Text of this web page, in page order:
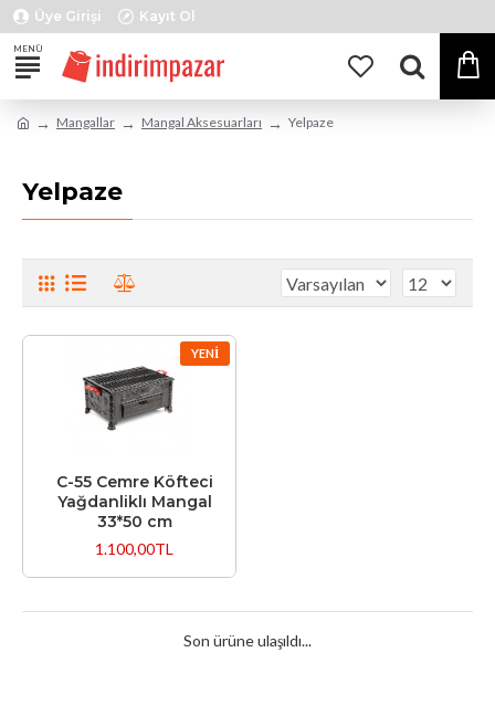
Üye Girişi Kayıt Ol
Mangallar Mangal Aksesuarları Yelpaze
Yelpaze
YENI
C-55 Cemre Köfteci
Yağdanliklı Mangal
33*50 cm
1.100,00TL
Son ürüne ulaşıldı...